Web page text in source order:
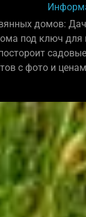
домов:
под ключ
с фото и